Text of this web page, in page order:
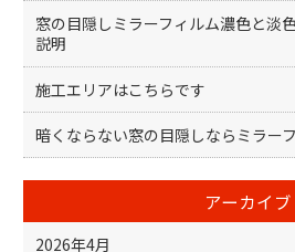
窓の目隠しミラーフィルム濃色と淡
説明
施工エリアはこちらです
暗くならない窓の目隠しならミラー
アーカイブ
2026年4月